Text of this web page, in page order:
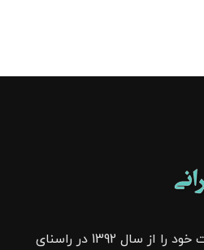
سایت پزشکان ایرانی فعالیت خود را از سال 1392 در راسنای